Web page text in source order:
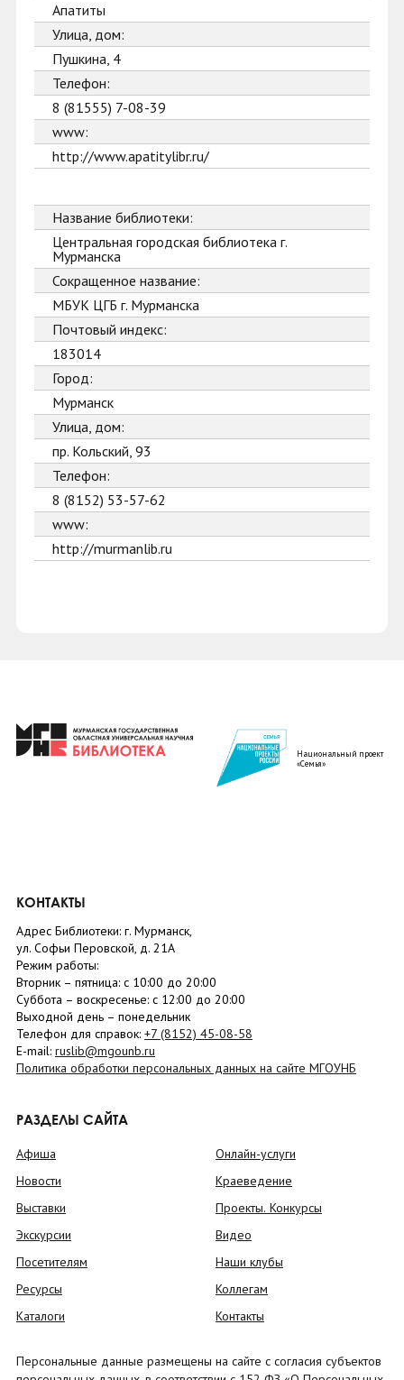
Апатиты
Улица, дом:
Пушкина, 4
Телефон:
8 (81555) 7-08-39
www:
http://www.apatitylibr.ru/
Название библиотеки:
Центральная городская библиотека г.
Мурманска
Сокращенное название:
МБУК ЦГБ г. Мурманска
Почтовый индекс:
183014
Город:
Мурманск
Улица, дом:
пр. Кольский, 93
Телефон:
8 (8152) 53-57-62
www:
http://murmanlib.ru
Национальный проект
«Семья»
КОНТАКТЫ
Адрес Библиотеки: г. Мурманск,
ул. Софьи Перовской, д. 21А
Режим работы:
Вторник – пятница: с 10:00 до 20:00
Суббота – воскресенье: c 12:00 до 20:00
Выходной день – понедельник
Телефон для справок: +7 (8152) 45-08-58
E-mail: ruslib@mgounb.ru
Политика обработки персональных данных на сайте МГОУНБ
РАЗДЕЛЫ САЙТА
Афиша
Новости
Выставки
Экскурсии
Посетителям
Ресурсы
Каталоги
Онлайн-услуги
Краеведение
Проекты. Конкурсы
Видео
Наши клубы
Коллегам
Контакты
Персональные данные размещены на сайте с согласия субъектов